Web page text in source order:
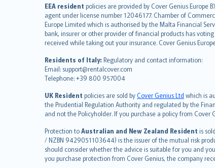
EEA resident policies are provided by Cover Genius Europe
agent under license number 12046177. Chamber of
Europe Limited which is authorised by the Malta Financial
bank, insurer or other provider of financial products has
received while taking out your insurance. Cover Genius
Residents of Italy: Regulatory and contact information:
Email: support@rentalcover.com
Telephone: +39 800 957004
UK Resident policies are sold byCover Genius Ltd which is
the Prudential Regulation Authority and regulated by the
and not the Policyholder. If you purchase a policy from
Protection toAustralian and New Zealand Resident is
/ NZBN 9429051103644) is the issuer of the mutual risk
should consider whether the advice is suitable for you and
you purchase protection from Cover Genius, the company
English (UK)
English (US)
Deutsch
français
Nederlands
español
italiano
简体中文
繁體中文
Português
polski
עברית
Português
svenska